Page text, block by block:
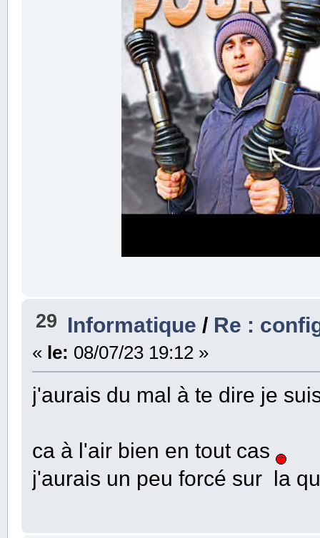
29 Informatique / Re :
« le: 08/07/23 19:12 »
j'aurais du mal à te dire je
ca à l'air bien en tout cas
j'aurais un peu forcé sur la